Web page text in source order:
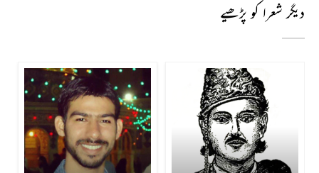
دیگر شعرا کو پڑھیے